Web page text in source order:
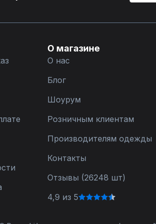
О магазине
О нас
Блог
Шоурум
Розничным клиентам
Производителям одежды
Контакты
Отзывы (26248 шт)
4,9 из 5